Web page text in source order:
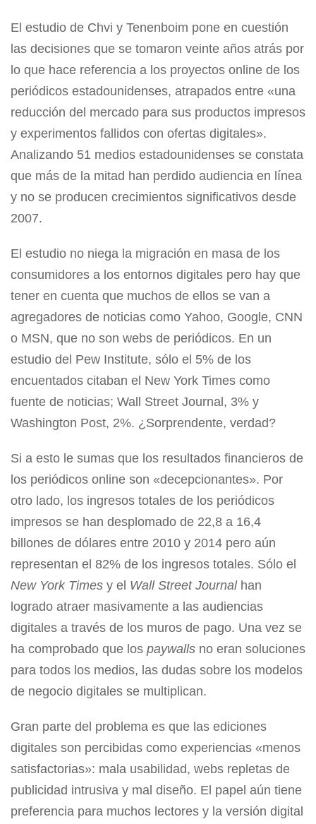
El estudio de Chvi y Tenenboim pone en cuestión
las decisiones que se tomaron veinte años atrás por
lo que hace referencia a los proyectos online de los
periódicos estadounidenses, atrapados entre «una
reducción del mercado para sus productos impresos
y experimentos fallidos con ofertas digitales».
Analizando 51 medios estadounidenses se constata
que más de la mitad han perdido audiencia en línea
y no se producen crecimientos significativos desde
2007.
El estudio no niega la migración en masa de los
consumidores a los entornos digitales pero hay que
tener en cuenta que muchos de ellos se van a
agregadores de noticias como Yahoo, Google, CNN
o MSN, que no son webs de periódicos. En un
estudio del Pew Institute, sólo el 5% de los
encuentados citaban el New York Times como
fuente de noticias; Wall Street Journal, 3% y
Washington Post, 2%. ¿Sorprendente, verdad?
Si a esto le sumas que los resultados financieros de
los periódicos online son «decepcionantes». Por
otro lado, los ingresos totales de los periódicos
impresos se han desplomado de 22,8 a 16,4
billones de dólares entre 2010 y 2014 pero aún
representan el 82% de los ingresos totales. Sólo el
New York Times y el Wall Street Journalhan
logrado atraer masivamente a las audiencias
digitales a través de los muros de pago. Una vez se
ha comprobado que los paywalls no eran soluciones
para todos los medios, las dudas sobre los modelos
de negocio digitales se multiplican.
Gran parte del problema es que las ediciones
digitales son percibidas como experiencias «menos
satisfactorias»: mala usabilidad, webs repletas de
publicidad intrusiva y mal diseño. El papel aún tiene
preferencia para muchos lectores y la versión digital